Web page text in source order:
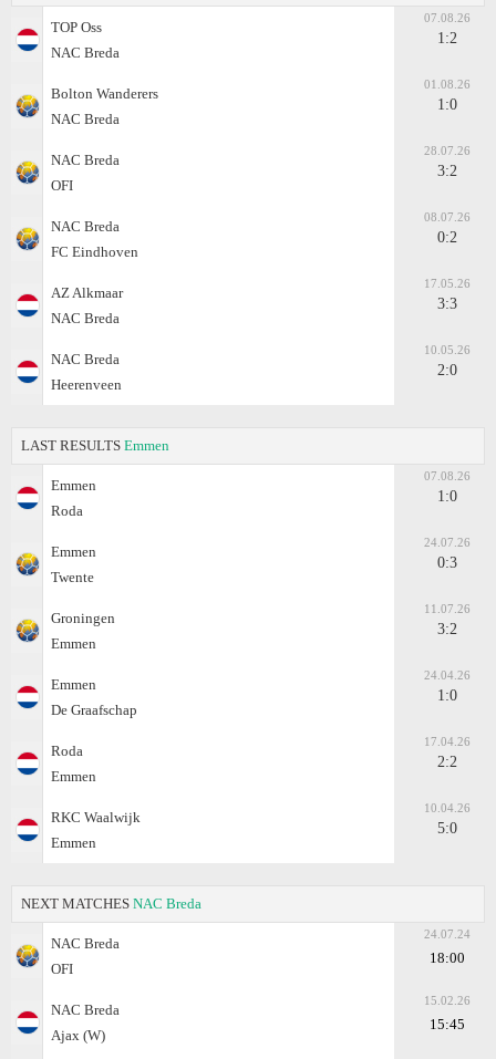
TOP Oss
NAC Breda
07.08.26
1:2
Bolton Wanderers
NAC Breda
01.08.26
1:0
NAC Breda
OFI
28.07.26
3:2
NAC Breda
FC Eindhoven
08.07.26
0:2
AZ Alkmaar
NAC Breda
17.05.26
3:3
NAC Breda
Heerenveen
10.05.26
2:0
LAST RESULTS Emmen
Emmen
Roda
07.08.26
1:0
Emmen
Twente
24.07.26
0:3
Groningen
Emmen
11.07.26
3:2
Emmen
De Graafschap
24.04.26
1:0
Roda
Emmen
17.04.26
2:2
RKC Waalwijk
Emmen
10.04.26
5:0
NEXT MATCHES NAC Breda
NAC Breda
OFI
24.07.24
18:00
NAC Breda
Ajax (W)
15.02.26
15:45